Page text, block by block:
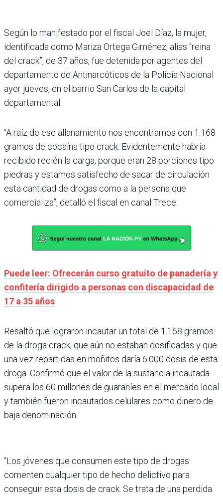
Según lo manifestado por el fiscal Joel Díaz, la mujer,
identificada como Mariza Ortega Giménez, alias “reina
del crack”, de 37 años, fue detenida por agentes del
departamento de Antinarcóticos de la Policía Nacional
ayer jueves, en el barrio San Carlos de la capital
departamental.
“A raíz de ese allanamiento nos encontramos con 1.168
gramos de cocaína tipo crack. Evidentemente habría
recibido recién la carga, porque eran 28 porciones tipo
piedras y estamos satisfecho de sacar de circulación
esta cantidad de drogas como a la persona que
comercializa”, detalló el fiscal en canal Trece.
Puede leer: Ofrecerán curso gratuito de panadería y
confitería dirigido a personas con discapacidad de
17 a 35 años
Resaltó que lograron incautar un total de 1.168 gramos
de la droga crack, que aún no estaban dosificadas y que
una vez repartidas en moñitos daría 6.000 dosis de esta
droga. Confirmó que el valor de la sustancia incautada
supera los 60 millones de guaraníes en el mercado local
y también fueron incautados celulares como dinero de
baja denominación.
“Los jóvenes que consumen este tipo de drogas
comenten cualquier tipo de hecho delictivo para
conseguir esta dosis de crack. Se trata de una perdida